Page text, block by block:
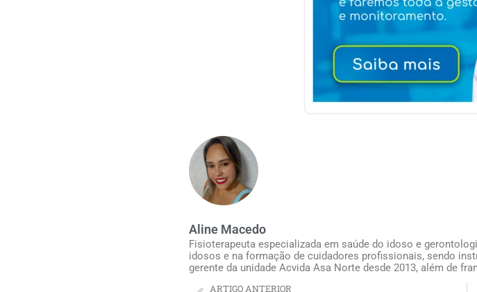
Aline Macedo
Fisioterapeuta especializada em saúde do idoso e
idosos e na formação de cuidadores profissionais, sendo
gerente da unidade Acvida Asa Norte desde 2013, além de
ARTIGO ANTERIOR